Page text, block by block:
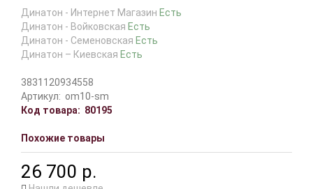
Динатон - Интернет Магазин Есть
Динатон - Войковская Есть
Динатон - Семеновская Есть
Динатон – Киевская Есть
3831120934558
Артикул: om10-sm
Код товара: 80195
Похожие товары
26 700 р.